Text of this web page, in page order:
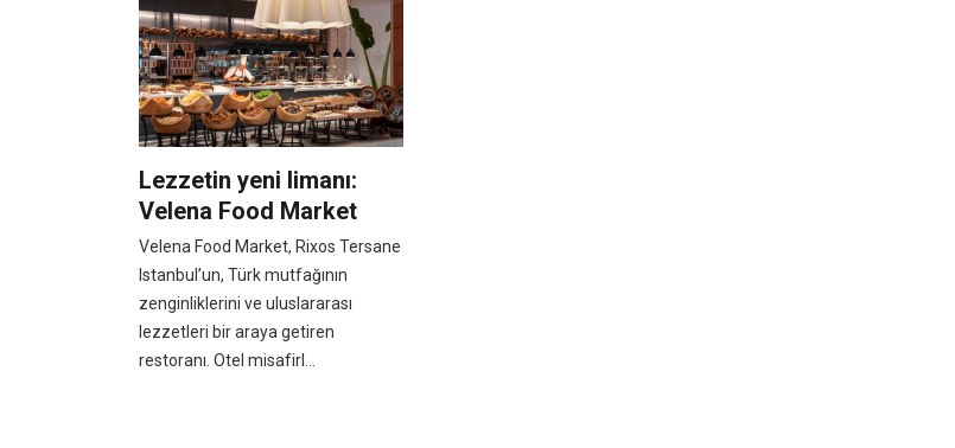
Lezzetin yeni limanı:
Velena Food Market
Velena Food Market, Rixos Tersane
Istanbul’un, Türk mutfağının
zenginliklerini ve uluslararası
lezzetleri bir araya getiren
restoranı. Otel misafirl...